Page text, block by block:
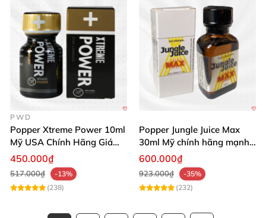
PWD
Popper Xtreme Power 10ml
Mỹ USA Chính Hãng Giá
Tốt Mua Ngay
450.000₫
517.000₫
-13%
(238)
Popper Jungle Juice Max
30ml Mỹ chính hãng mạnh
kích thích phê
600.000₫
923.000₫
-35%
(232)